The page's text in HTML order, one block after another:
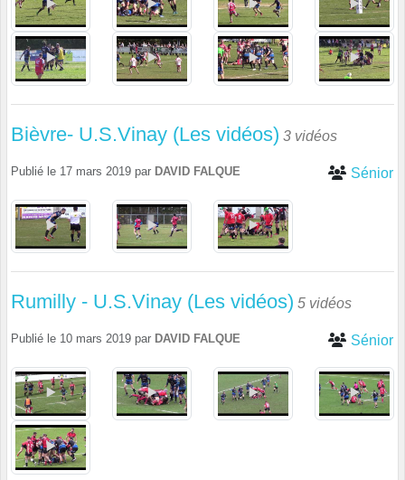
Bièvre- U.S.Vinay (Les vidéos) 3 vidéos
Sénior
Publié le 17 mars 2019 par DAVID FALQUE
Rumilly - U.S.Vinay (Les vidéos) 5 vidéos
Sénior
Publié le 10 mars 2019 par DAVID FALQUE